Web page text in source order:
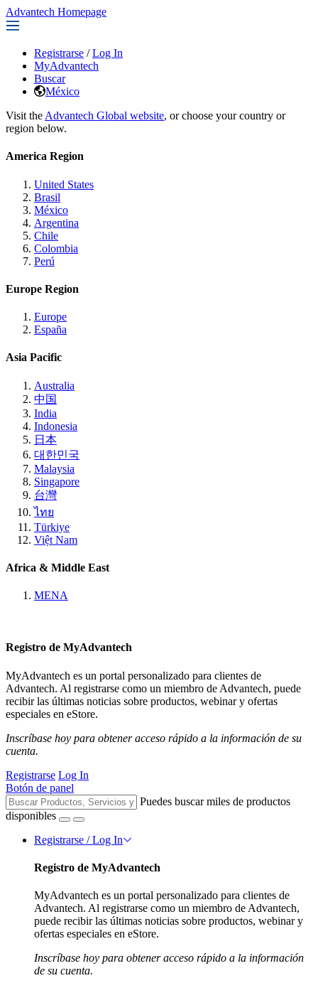
Advantech Homepage
Registrarse / Log In
MyAdvantech
Buscar
México
Visit the Advantech Global website, or choose your country or
region below.
America Region
United States
Brasil
México
Argentina
Chile
Colombia
Perú
Europe Region
Europe
España
Asia Pacific
Australia
中国
India
Indonesia
日本
대한민국
Malaysia
Singapore
台灣
ไทย
Türkiye
Việt Nam
Africa & Middle East
MENA
Registro de MyAdvantech
MyAdvantech es un portal personalizado para clientes de
Advantech. Al registrarse como un miembro de Advantech, puede
recibir las últimas noticias sobre productos, webinar y ofertas
especiales en eStore.
Inscríbase hoy para obtener acceso rápido a la información de su
cuenta.
Registrarse Log In
Botón de panel
Puedes buscar miles de productos
disponibles
Registrarse / Log In
Registro de MyAdvantech
MyAdvantech es un portal personalizado para clientes de
Advantech. Al registrarse como un miembro de Advantech,
puede recibir las últimas noticias sobre productos, webinar y
ofertas especiales en eStore.
Inscríbase hoy para obtener acceso rápido a la información
de su cuenta.